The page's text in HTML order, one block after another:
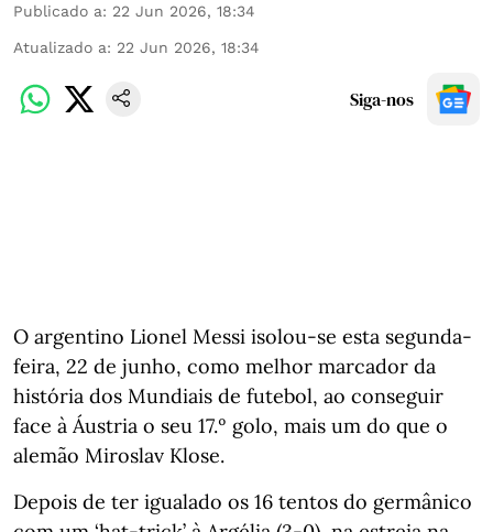
Publicado a: 22 Jun 2026, 18:34
Atualizado a: 22 Jun 2026, 18:34
Siga-nos
O argentino Lionel Messi isolou-se esta segunda-
feira, 22 de junho, como melhor marcador da
história dos Mundiais de futebol, ao conseguir
face à Áustria o seu 17.º golo, mais um do que o
alemão Miroslav Klose.
Depois de ter igualado os 16 tentos do germânico